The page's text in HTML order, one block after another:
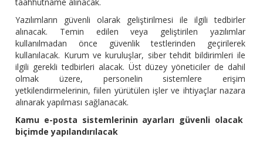
taahhütname alınacak.
Yazılımların güvenli olarak geliştirilmesi ile ilgili tedbirler
alınacak. Temin edilen veya geliştirilen yazılımlar
kullanılmadan önce güvenlik testlerinden geçirilerek
kullanılacak. Kurum ve kuruluşlar, siber tehdit bildirimleri ile
ilgili gerekli tedbirleri alacak. Üst düzey yöneticiler de dahil
olmak üzere, personelin sistemlere erişim
yetkilendirmelerinin, fiilen yürütülen işler ve ihtiyaçlar nazara
alınarak yapılması sağlanacak.
Kamu e-posta sistemlerinin ayarları güvenli olacak
biçimde yapılandırılacak